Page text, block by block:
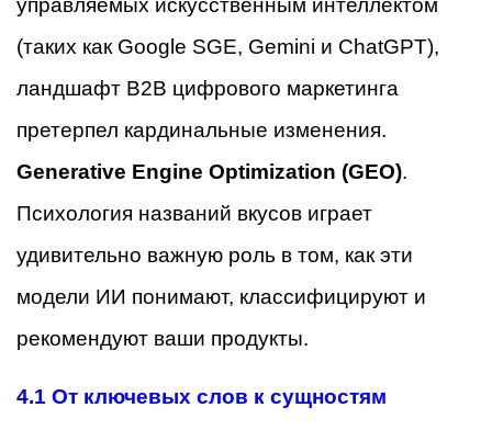
управляемых искусственным интеллектом
(таких как Google SGE, Gemini и ChatGPT),
ландшафт B2B цифрового маркетинга
претерпел кардинальные изменения.
Generative Engine Optimization (GEO).
Психология названий вкусов играет
удивительно важную роль в том, как эти
модели ИИ понимают, классифицируют и
рекомендуют ваши продукты.
4.1 От ключевых слов к сущностям